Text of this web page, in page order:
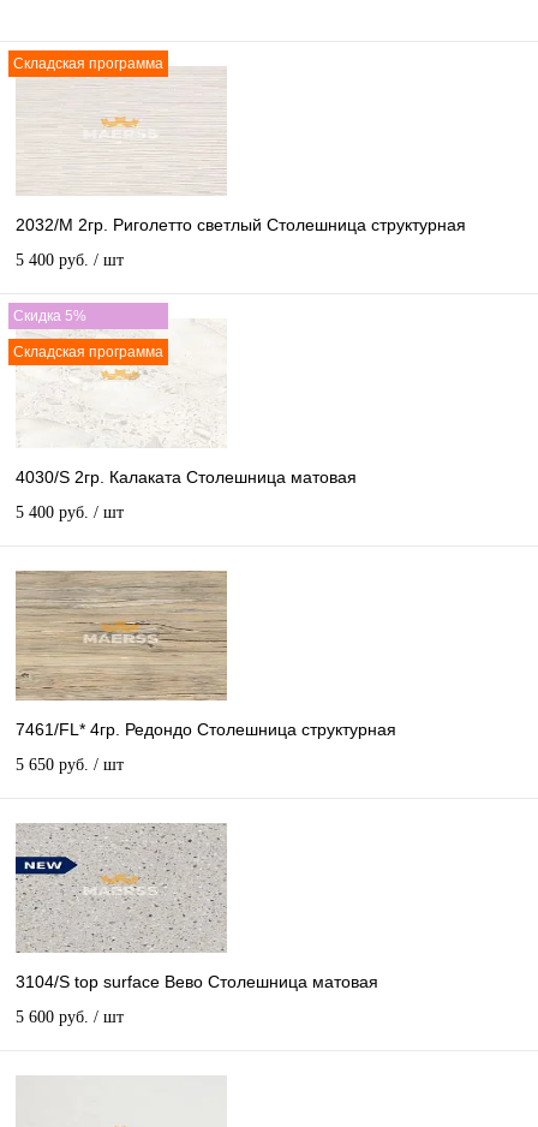
Складская программа
2032/M 2гр. Риголетто светлый Столешница структурная
5 400 руб. / шт
Скидка 5%
Складская программа
4030/S 2гр. Калаката Столешница матовая
5 400 руб. / шт
7461/FL* 4гр. Редондо Столешница структурная
5 650 руб. / шт
3104/S top surface Вево Столешница матовая
5 600 руб. / шт